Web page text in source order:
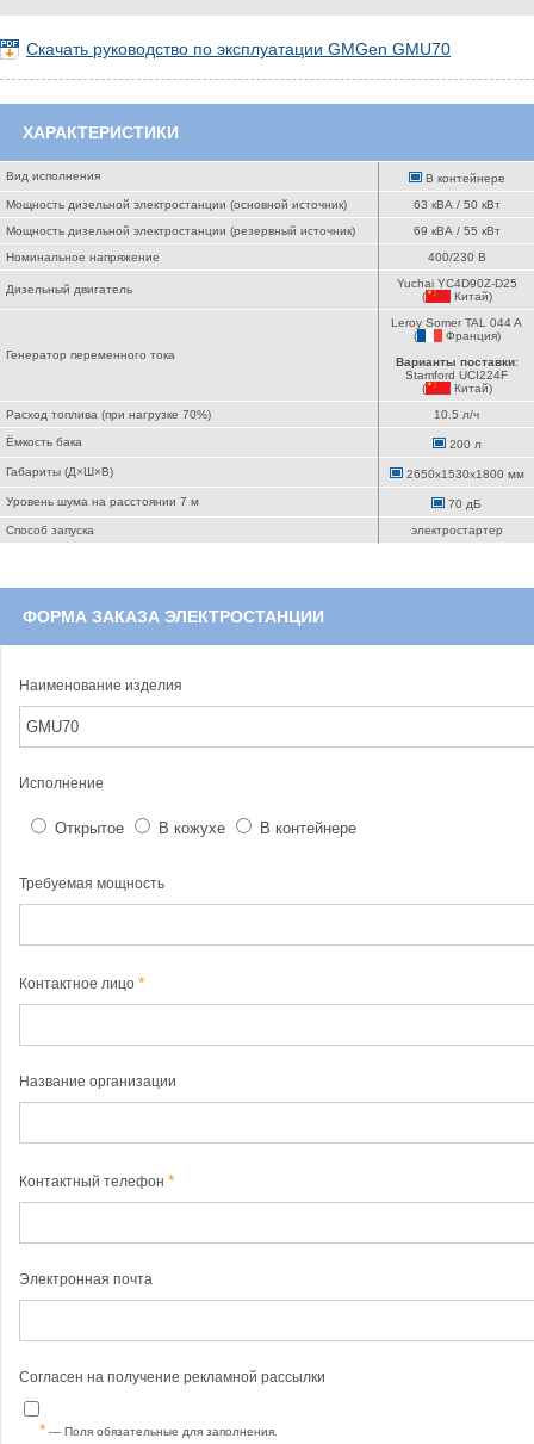
Скачать руководство по эксплуатации GMGen GMU70
ХАРАКТЕРИСТИКИ
Вид исполнения
В контейнере
Мощность дизельной электростанции (основной источник)
63 кВА / 50 кВт
Мощность дизельной электростанции (резервный источник)
69 кВА / 55 кВт
Номинальное напряжение
400/230 В
Дизельный двигатель
Yuchai YC4D90Z-D25
(
Китай)
Генератор переменного тока
Leroy Somer TAL 044 A
(
Франция)
Варианты поставки:
Stamford UCI224F
(
Китай)
Расход топлива (при нагрузке 70%)
10.5 л/ч
Ёмкость бака 200 л
Габариты (Д×Ш×В) 2650x1530x1800 мм
Уровень шума на расстоянии 7 м
70 дБ
Способ запуска
электростартер
ФОРМА ЗАКАЗА ЭЛЕКТРОСТАНЦИИ
Наименование изделия
Исполнение
Открытое В кожухе В контейнере
Требуемая мощность
Контактное лицо
Название организации
Контактный телефон
Электронная почта
Согласен на получение рекламной рассылки
— Поля обязательные для заполнения.